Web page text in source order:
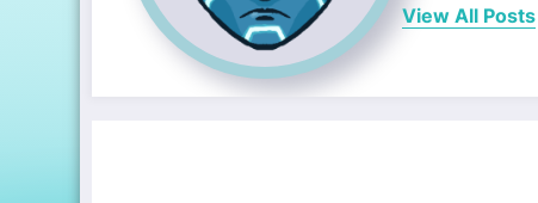
View All Posts